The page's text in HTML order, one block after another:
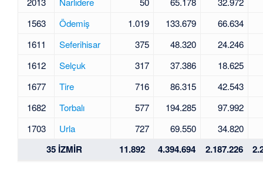
1563
Ödemiş 1.019 133.679
66.634
1611
Seferihisar 375 48.320
24.246
1612
Selçuk 317 37.386
18.625
1677
Tire 716 86.315
42.543
1682
Torbalı 577 194.285
97.992
1703
Urla 727 69.550 34.820
35 İZMİR 11.892 4.394.694 2.187.226